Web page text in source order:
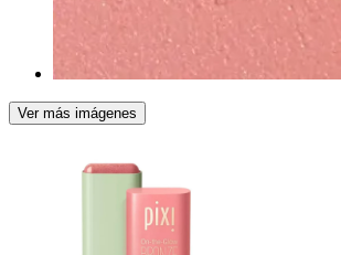
Ver más imágenes